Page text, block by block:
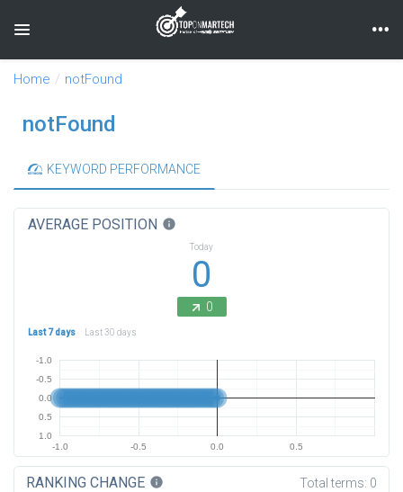
Toggle navigation
Home notFound
notFound
KEYWORD PERFORMANCE
AVERAGE POSITION info
Today
0
0
Last 7 days Last 30 days
-1.0 -0.5 0.0 0.5
-1.0
-0.5
0.0
0.5
1.0
RANKING CHANGE info Total terms: 0